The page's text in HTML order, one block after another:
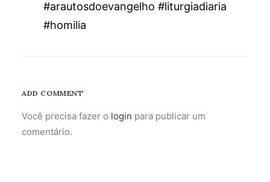
#arautosdoevangelho #liturgiadiaria
#homilia
ADD COMMENT
Você precisa fazer o login para publicar um
comentário.